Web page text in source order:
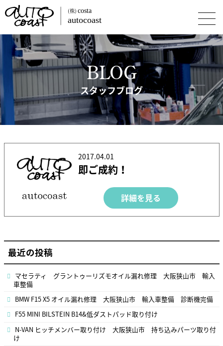
BLOG
スタッフブログ
2017.04.01
即ご成約！
詳細を見る
最近の投稿
マセラティ グラントゥーリズモオイル漏れ修理 大阪狭山市 輸入
車整備
BMW F15 X5 オイル漏れ修理 大阪狭山市 輸入車整備 診断機完備
F55 MINI BILSTEIN B14&低ダストパッド取り付け
N-VAN ヒッチメンバー取り付け 大阪狭山市 持ち込みパーツ取り付
け